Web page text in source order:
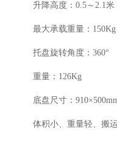
升降高度： 0.5～ 2.1米
最大承载重量： 150Kg
托盘旋转角度： 360°
重量： 126Kg
底盘尺寸： 910×
体积小、重量轻、搬